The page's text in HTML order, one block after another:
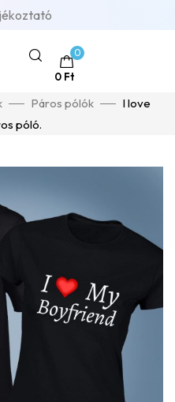
0
0 Ft
Páros pólók
I love
póló.